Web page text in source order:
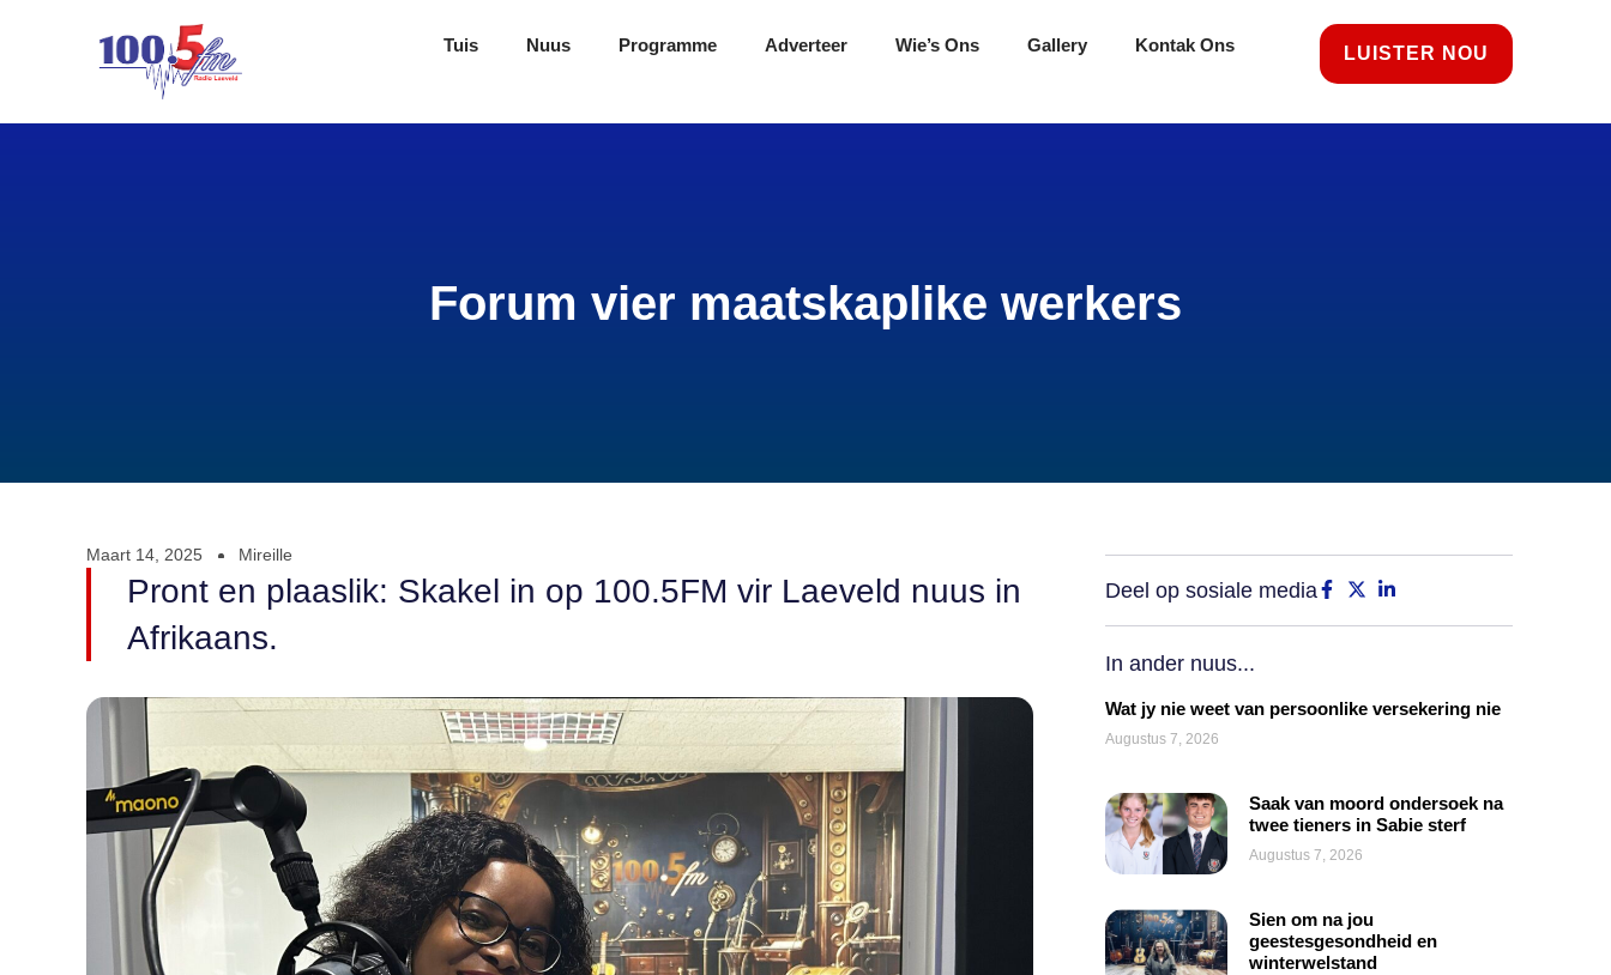
Tuis Nuus Programme Adverteer Wie’s Ons Gallery Kontak Ons LUISTER NOU
Forum vier maatskaplike werkers
Maart 14, 2025 Mireille
Pront en plaaslik: Skakel in op 100.5FM vir Laeveld nuus in
Afrikaans.
Deel op sosiale media
In ander nuus...
Wat jy nie weet van persoonlike versekering nie
Augustus 7, 2026
Saak van moord ondersoek na
twee tieners in Sabie sterf
Augustus 7, 2026
Sien om na jou
geestesgesondheid en
winterwelstand